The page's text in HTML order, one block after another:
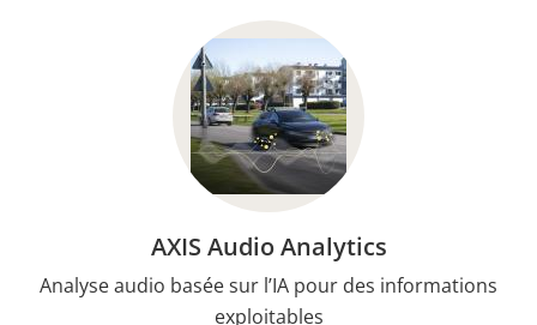
AXIS Audio Analytics
Analyse audio basée sur l’IA pour des informations
exploitables